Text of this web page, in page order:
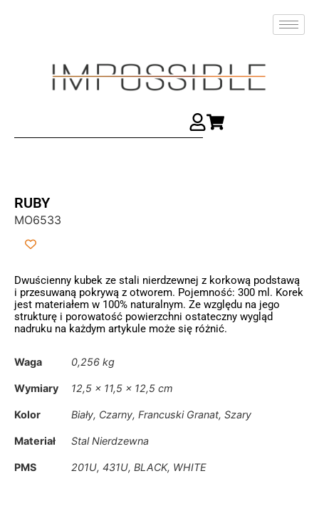
RUBY
MO6533
Dwuścienny kubek ze stali nierdzewnej z korkową podstawą
i przesuwaną pokrywą z otworem. Pojemność: 300 ml. Korek
jest materiałem w 100% naturalnym. Ze względu na jego
strukturę i porowatość powierzchni ostateczny wygląd
nadruku na każdym artykule może się różnić.
Waga 0,256 kg
Wymiary 12,5 × 11,5 × 12,5 cm
Kolor Biały, Czarny, Francuski Granat, Szary
Materiał Stal Nierdzewna
PMS 201U, 431U, BLACK, WHITE